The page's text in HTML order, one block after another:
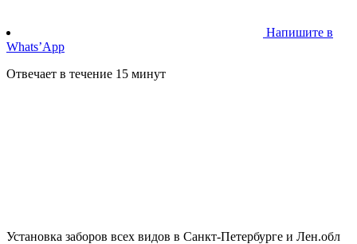
Напишите в
Whats’App
Отвечает в течение 15 минут
Установка заборов всех видов в Санкт-Петербурге и Лен.обл